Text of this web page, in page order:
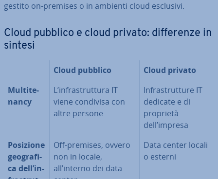
gestito on-premises o in ambienti cloud esclusivi.
Cloud pubblico e cloud privato: dif­fe­ren­ze in
sintesi
Cloud pubblico
Cloud privato
Mul­ti­te­
nan­cy
L’in­fra­strut­tu­ra IT
viene condivisa con
altre persone
In­fra­strut­tu­re IT
dedicate e di
proprietà
dell’impresa
Posizione
geo­gra­fi­
ca dell’in­
Off-premises, ovvero
non in locale,
all’interno dei data
Data center locali
o esterni